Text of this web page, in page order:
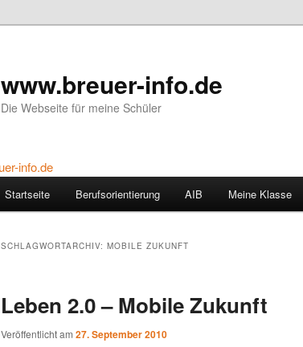
www.breuer-info.de
Die Webseite für meine Schüler
Startseite Berufsorientierung AIB Meine Klasse
SCHLAGWORTARCHIV: MOBILE ZUKUNFT
Leben 2.0 – Mobile Zukunft
Veröffentlicht am 27. September 2010